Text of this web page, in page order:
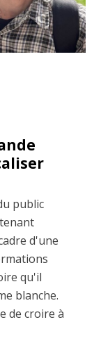
public
d'une
qu'il
blanche.
de croire à